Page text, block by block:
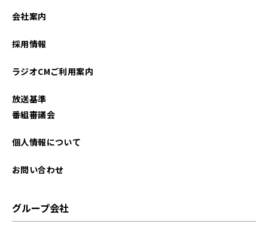
会社案内
採用情報
ラジオCMご利用案内
放送基準
番組審議会
個人情報について
お問い合わせ
グループ会社